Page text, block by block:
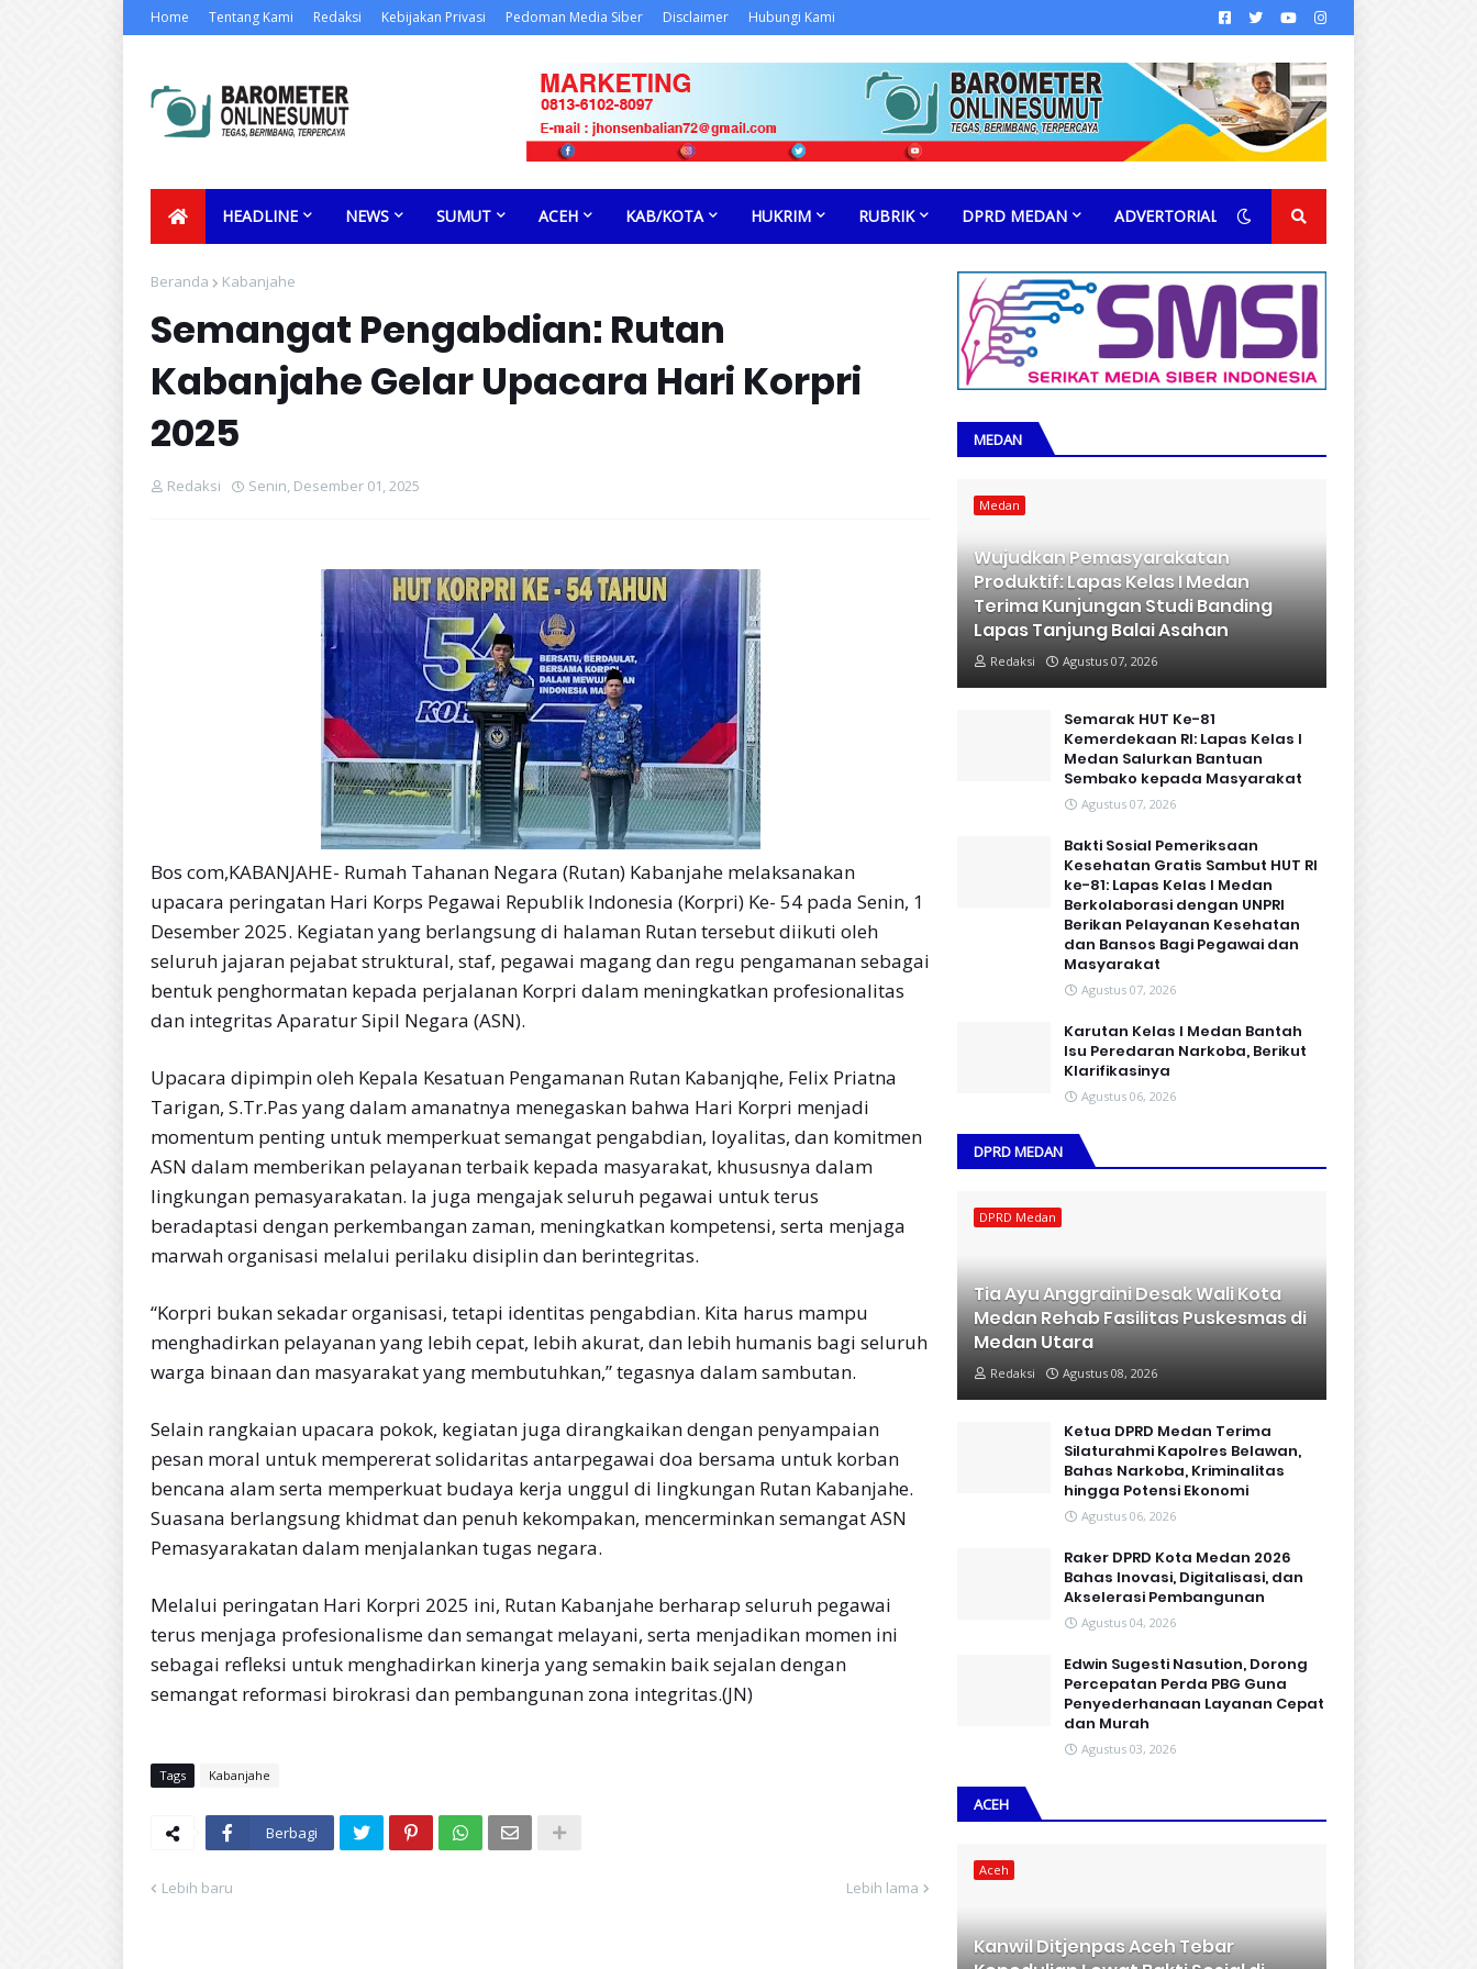
Home Tentang Kami Redaksi Kebijakan Privasi Pedoman Media Siber Disclaimer Hubungi Kami
HEADLINE NEWS SUMUT ACEH KAB/KOTA HUKRIM RUBRIK DPRD MEDAN ADVERTORIAL
Beranda Kabanjahe
Semangat Pengabdian: Rutan
Kabanjahe Gelar Upacara Hari Korpri
2025
Redaksi Senin, Desember 01, 2025
Bos com,KABANJAHE- Rumah Tahanan Negara (Rutan) Kabanjahe melaksanakan
upacara peringatan Hari Korps Pegawai Republik Indonesia (Korpri) Ke- 54 pada Senin, 1
Desember 2025. Kegiatan yang berlangsung di halaman Rutan tersebut diikuti oleh
seluruh jajaran pejabat struktural, staf, pegawai magang dan regu pengamanan sebagai
bentuk penghormatan kepada perjalanan Korpri dalam meningkatkan profesionalitas
dan integritas Aparatur Sipil Negara (ASN).
Upacara dipimpin oleh Kepala Kesatuan Pengamanan Rutan Kabanjqhe, Felix Priatna
Tarigan, S.Tr.Pas yang dalam amanatnya menegaskan bahwa Hari Korpri menjadi
momentum penting untuk memperkuat semangat pengabdian, loyalitas, dan komitmen
ASN dalam memberikan pelayanan terbaik kepada masyarakat, khususnya dalam
lingkungan pemasyarakatan. Ia juga mengajak seluruh pegawai untuk terus
beradaptasi dengan perkembangan zaman, meningkatkan kompetensi, serta menjaga
marwah organisasi melalui perilaku disiplin dan berintegritas.
“Korpri bukan sekadar organisasi, tetapi identitas pengabdian. Kita harus mampu
menghadirkan pelayanan yang lebih cepat, lebih akurat, dan lebih humanis bagi seluruh
warga binaan dan masyarakat yang membutuhkan,” tegasnya dalam sambutan.
Selain rangkaian upacara pokok, kegiatan juga dirangkaikan dengan penyampaian
pesan moral untuk mempererat solidaritas antarpegawai doa bersama untuk korban
bencana alam serta memperkuat budaya kerja unggul di lingkungan Rutan Kabanjahe.
Suasana berlangsung khidmat dan penuh kekompakan, mencerminkan semangat ASN
Pemasyarakatan dalam menjalankan tugas negara.
Melalui peringatan Hari Korpri 2025 ini, Rutan Kabanjahe berharap seluruh pegawai
terus menjaga profesionalisme dan semangat melayani, serta menjadikan momen ini
sebagai refleksi untuk menghadirkan kinerja yang semakin baik sejalan dengan
semangat reformasi birokrasi dan pembangunan zona integritas.(JN)
Tags Kabanjahe
Berbagi
Lebih baru Lebih lama
MEDAN
Medan
Wujudkan Pemasyarakatan
Produktif: Lapas Kelas I Medan
Terima Kunjungan Studi Banding
Lapas Tanjung Balai Asahan
Redaksi Agustus 07, 2026
Semarak HUT Ke-81
Kemerdekaan RI: Lapas Kelas I
Medan Salurkan Bantuan
Sembako kepada Masyarakat
Agustus 07, 2026
Bakti Sosial Pemeriksaan
Kesehatan Gratis Sambut HUT RI
ke-81: Lapas Kelas I Medan
Berkolaborasi dengan UNPRI
Berikan Pelayanan Kesehatan
dan Bansos Bagi Pegawai dan
Masyarakat
Agustus 07, 2026
Karutan Kelas I Medan Bantah
Isu Peredaran Narkoba, Berikut
Klarifikasinya
Agustus 06, 2026
DPRD MEDAN
DPRD Medan
Tia Ayu Anggraini Desak Wali Kota
Medan Rehab Fasilitas Puskesmas di
Medan Utara
Redaksi Agustus 08, 2026
Ketua DPRD Medan Terima
Silaturahmi Kapolres Belawan,
Bahas Narkoba, Kriminalitas
hingga Potensi Ekonomi
Agustus 06, 2026
Raker DPRD Kota Medan 2026
Bahas Inovasi, Digitalisasi, dan
Akselerasi Pembangunan
Agustus 04, 2026
Edwin Sugesti Nasution, Dorong
Percepatan Perda PBG Guna
Penyederhanaan Layanan Cepat
dan Murah
Agustus 03, 2026
ACEH
Aceh
Kanwil Ditjenpas Aceh Tebar